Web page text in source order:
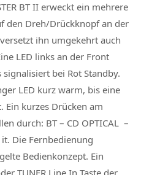
BT II erweckt ein mehrere
den Dreh/Drückknopf an der
ihn umgekehrt auch
LED links an der Front
signalisiert bei Rot Standby.
LED kurz warm, bis eine
Ein kurzes Drücken am
durch: BT – CD OPTICAL –
it. Die Fernbedienung
Bedienkonzept. Ein